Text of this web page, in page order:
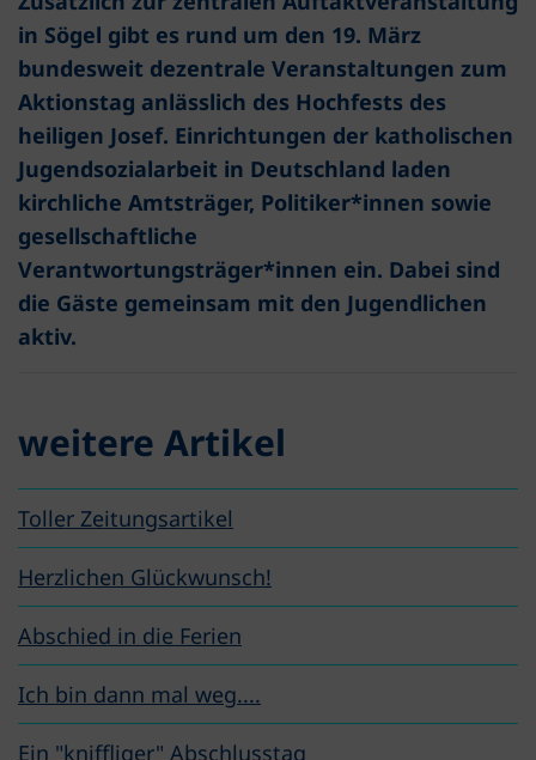
in Sögel gibt es rund um den 19. März
bundesweit dezentrale Veranstaltungen zum
Aktionstag anlässlich des Hochfests des
heiligen Josef. Einrichtungen der katholischen
Jugendsozialarbeit in Deutschland laden
kirchliche Amtsträger, Politiker*innen sowie
gesellschaftliche
Verantwortungsträger*innen ein. Dabei sind
die Gäste gemeinsam mit den Jugendlichen
aktiv.
weitere Artikel
Toller Zeitungsartikel
Herzlichen Glückwunsch!
Abschied in die Ferien
Ich bin dann mal weg....
Ein "kniffliger" Abschlusstag